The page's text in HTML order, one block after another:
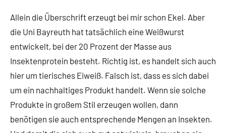
Allein die Überschrift erzeugt bei mir schon Ekel. Aber
die Uni Bayreuth hat tatsächlich eine Weißwurst
entwickelt, bei der 20 Prozent der Masse aus
Insektenprotein besteht. Richtig ist, es handelt sich auch
hier um tierisches Eiweiß. Falsch ist, dass es sich dabei
um ein nachhaltiges Produkt handelt. Wenn sie solche
Produkte in großem Stil erzeugen wollen, dann
benötigen sie auch entsprechende Mengen an Insekten.